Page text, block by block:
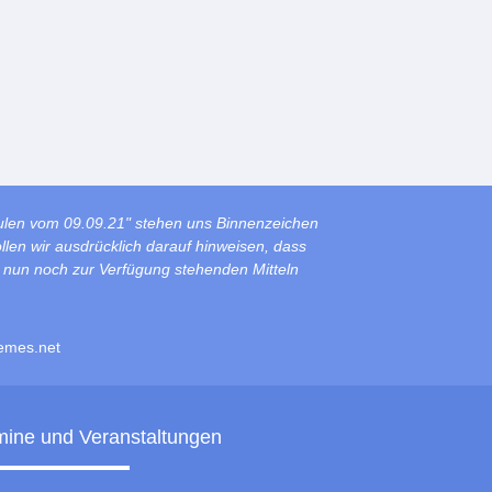
vom 09.09.21" stehen uns Binnenzeichen
wir ausdrücklich darauf hinweisen, dass
noch zur Verfügung stehenden Mitteln
und Veranstaltungen